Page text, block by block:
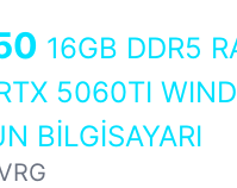
16GB DDR5
5060TI
BİLGİSAYARI